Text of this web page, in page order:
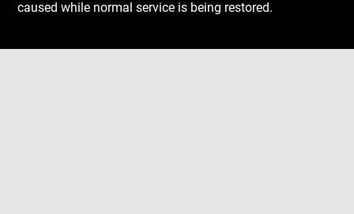
caused while normal service is being restored.
Download
Next
Previous